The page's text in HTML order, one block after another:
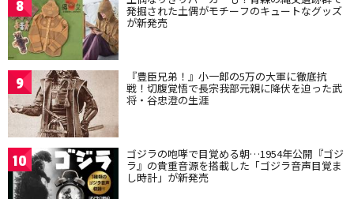
8 発掘された土偶がモチーフのキュートなグッズ
が新発売
9 『豊臣兄弟！』小一郎の5万の大軍に徹底抗
戦！切腹覚悟で長宗我部元親に降伏を迫った武
将・谷忠澄の生涯
10 ゴジラの咆哮で目覚める朝…1954年公開『ゴジ
ラ』の貴重音源を搭載した「ゴジラ音声目覚ま
し時計」が新発売